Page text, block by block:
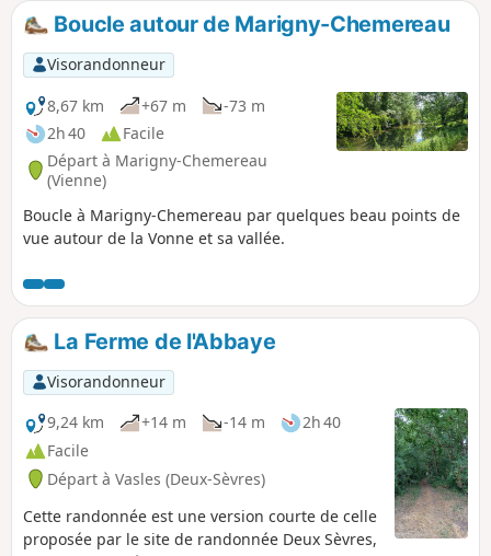
Boucle autour de Marigny-Chemereau
Visorandonneur
8,67 km
+67 m
-73 m
2h 40
Facile
Départ à Marigny-Chemereau
(Vienne)
Boucle à Marigny-Chemereau par quelques beau points de
vue autour de la Vonne et sa vallée.
La Ferme de l'Abbaye
Visorandonneur
9,24 km
+14 m -14 m
2h 40
Facile
Départ à Vasles (Deux-Sèvres)
Cette randonnée est une version courte de celle
proposée par le site de randonnée Deux Sèvres,